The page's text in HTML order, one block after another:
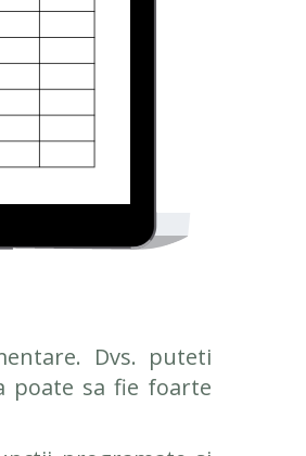
Dvs. puteti
poate sa fie foarte